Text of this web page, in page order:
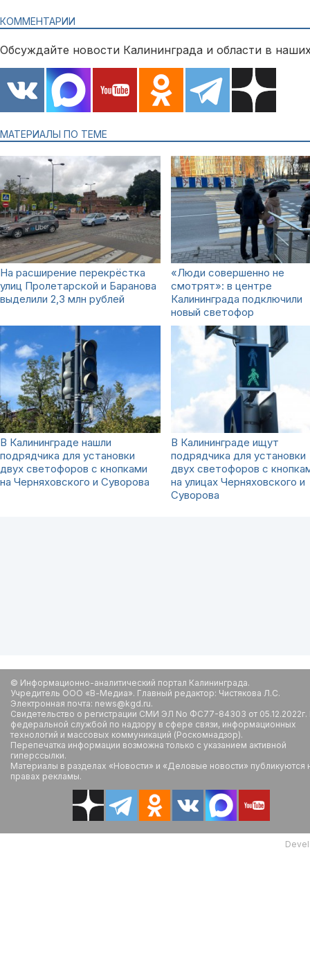
КОММЕНТАРИИ
Обсуждайте новости Калининграда и области в
МАТЕРИАЛЫ ПО ТЕМЕ
На расширение перекрёстка
улиц Пролетарской и Баранова
выделили 2,3 млн рублей
«Люди совершенно не
смотрят»: в центре
Калининграда подключили
новый светофор
В Калининграде нашли
подрядчика для установки
двух светофоров с кнопками
на Черняховского и Суворова
В Калининграде ищут
подрядчика для установки
двух светофоров с
на улицах Черняховского и
Суворова
© Информационно-аналитический портал Калининграда.
Учредитель ООО «В-Медиа». Главный редактор: Чистякова Л.С.
Электронная почта: news@kgd.ru.
Свидетельство о регистрации СМИ ЭЛ No ФС77-84303 от
федеральной службой по надзору в сфере связи, информационных
технологий и массовых коммуникаций (Роскомнадзор).
Перепечатка информации возможна только с указанием активной
гиперссылки.
Материалы в разделах «Новости» и «Деловые новости» публикуются
правах рекламы.